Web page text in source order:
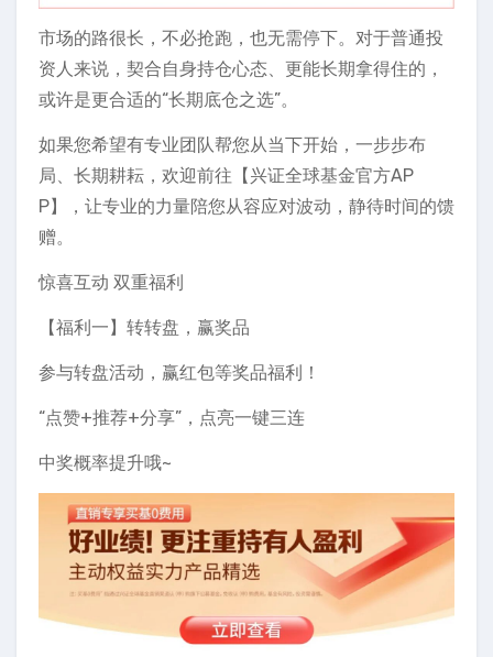
市场的路很长，不必抢跑，也无需停下。对于普通投
资人来说，契合自身持仓心态、更能长期拿得住的，
或许是更合适的“长期底仓之选”。
如果您希望有专业团队帮您从当下开始，一步步布
局、长期耕耘，欢迎前往【兴证全球基金官方AP
P】，让专业的力量陪您从容应对波动，静待时间的馈
赠。
惊喜互动 双重福利
【福利一】转转盘，赢奖品
参与转盘活动，赢红包等奖品福利！
“点赞+推荐+分享”，点亮一键三连
中奖概率提升哦~